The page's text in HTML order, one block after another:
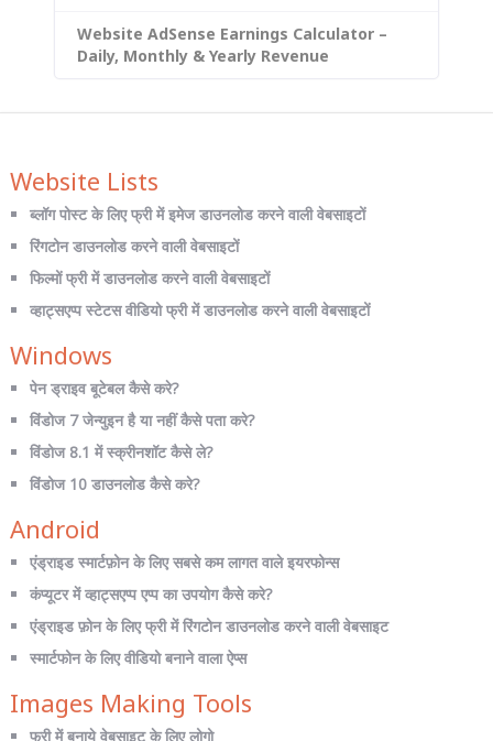
Website AdSense Earnings Calculator –
Daily, Monthly & Yearly Revenue
Website Lists
ब्लॉग पोस्ट के लिए फ्री में इमेज डाउनलोड करने वाली वेबसाइटों
रिंगटोन डाउनलोड करने वाली वेबसाइटों
फिल्मों फ्री में डाउनलोड करने वाली वेबसाइटों
व्हाट्सएप्प स्टेटस वीडियो फ्री में डाउनलोड करने वाली वेबसाइटों
Windows
पेन ड्राइव बूटेबल कैसे करे?
विंडोज 7 जेन्युइन है या नहीं कैसे पता करे?
विंडोज 8.1 में स्क्रीनशॉट कैसे ले?
विंडोज 10 डाउनलोड कैसे करे?
Android
एंड्राइड स्मार्टफ़ोन के लिए सबसे कम लागत वाले इयरफोन्स
कंप्यूटर में व्हाट्सएप्प एप्प का उपयोग कैसे करे?
एंड्राइड फ़ोन के लिए फ्री में रिंगटोन डाउनलोड करने वाली वेबसाइट
स्मार्टफोन के लिए वीडियो बनाने वाला ऐप्स
Images Making Tools
फ्री में बनाये वेबसाइट के लिए लोगो